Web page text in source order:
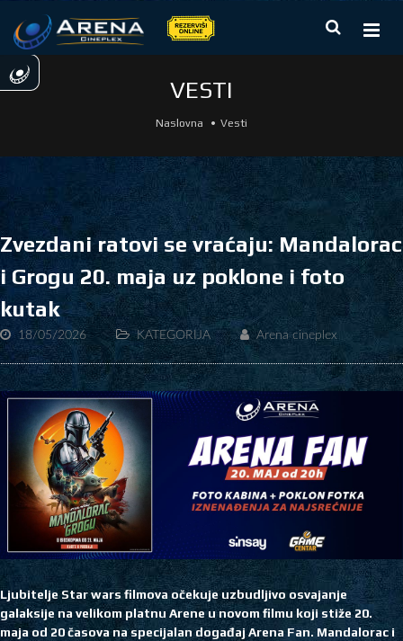
VESTI
Naslovna Vesti
Zvezdani ratovi se vraćaju: Mandalorac
i Grogu 20. maja uz poklone i foto
kutak
18/05/2026 KATEGORIJA Arena cineplex
Ljubitelje Star wars filmova očekuje uzbudljivo osvajanje
galaksije na velikom platnu Arene u novom filmu koji stiže 20.
maja od 20 časova na specijalan događaj Arena Fan. Mandalorac i